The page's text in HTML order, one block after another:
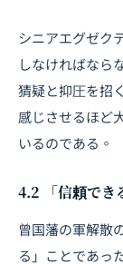
シニアエグゼク
しなければなら
猜疑と抑圧を招
感じさせるほど
いるのである。
4.2 「信頼でき
曾国藩の軍解散
る」ことであっ